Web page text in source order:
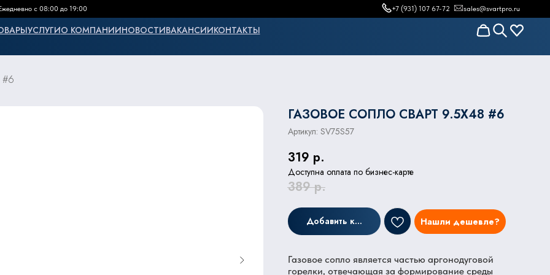
с 08:00 до 19:00 +7 (931) 107 67-72 sales@svartpro.ru
УСЛУГИО КОМПАНИИНОВОСТИВАКАНСИИКОНТАКТЫ
#6
ГАЗОВОЕ СОПЛО СВАРТ 9.5X48 #6
Артикул: SV75S57
319 р.
Доступна оплата по бизнес-карте
389 р.
Добавить к заказу Нашли дешевле?
Газовое сопло является частью аргонодуговой
горелки, отвечающая за формирование среды